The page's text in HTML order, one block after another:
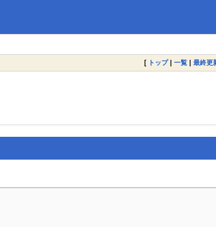
[ トップ| 一覧 | 最終更